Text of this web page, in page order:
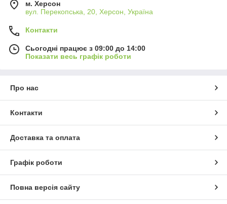
м. Херсон
вул. Перекопська, 20, Херсон, Україна
Контакти
Сьогодні працює з 09:00 до 14:00
Показати весь графік роботи
Про нас
Контакти
Доставка та оплата
Графік роботи
Повна версія сайту